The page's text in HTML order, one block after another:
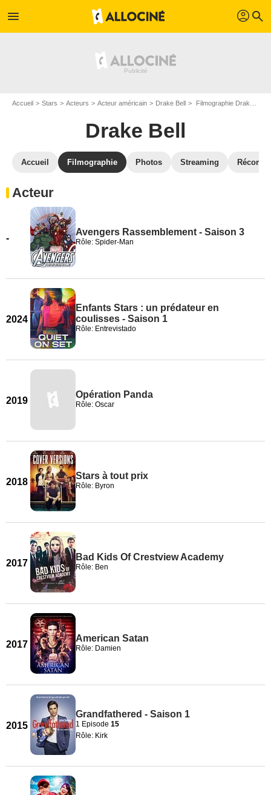
menu profil search
Accueil Stars Acteurs Acteur américain Drake Bell Filmographie Drake Bell
Drake Bell
Accueil Filmographie Photos Streaming
Acteur
-
Avengers Rassemblement - Saison 3
Rôle: Spider-Man
2024
Enfants Stars : un prédateur en
coulisses - Saison 1
Rôle: Entrevistado
2019
Opération Panda
Rôle: Oscar
2018
Stars à tout prix
Rôle: Byron
2017
Bad Kids Of Crestview Academy
Rôle: Ben
2017
American Satan
Rôle: Damien
2015
Grandfathered - Saison 1
1 Episode 15
Rôle: Kirk